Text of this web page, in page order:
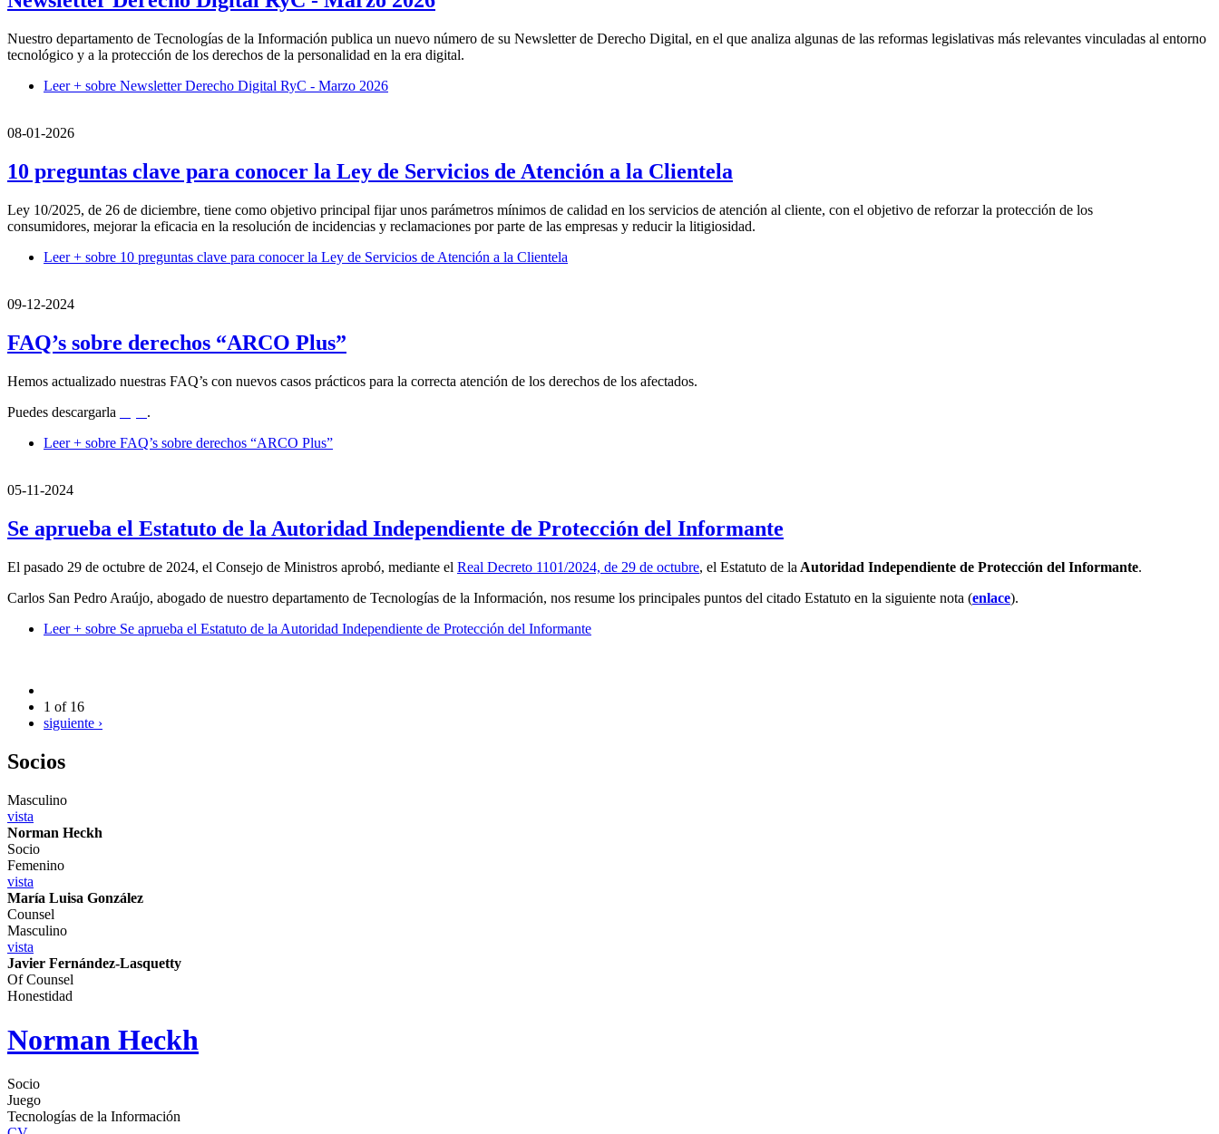
Nuestro departamento de Tecnologías de la Información publica un nuevo número de su Newsletter de Derecho Digital, en el que analiza algunas de las reformas legislativas más relevantes vinculadas al entorno
tecnológico y a la protección de los derechos de la personalidad en la era digital.
Leer + sobre Newsletter Derecho Digital RyC - Marzo 2026
08-01-2026
10 preguntas clave para conocer la Ley de Servicios de Atención a la Clientela
Ley 10/2025, de 26 de diciembre, tiene como objetivo principal fijar unos parámetros mínimos de calidad en los servicios de atención al cliente, con el objetivo de reforzar la protección de los
consumidores, mejorar la eficacia en la resolución de incidencias y reclamaciones por parte de las empresas y reducir la litigiosidad.
Leer + sobre 10 preguntas clave para conocer la Ley de Servicios de Atención a la Clientela
09-12-2024
FAQ’s sobre derechos “ARCO Plus”
Hemos actualizado nuestras FAQ’s con nuevos casos prácticos para la correcta atención de los derechos de los afectados.
Puedes descargarla
.
Leer + sobre FAQ’s sobre derechos “ARCO Plus”
05-11-2024
Se aprueba el Estatuto de la Autoridad Independiente de Protección del Informante
El pasado 29 de octubre de 2024, el Consejo de Ministros aprobó, mediante el Real Decreto 1101/2024, de 29 de octubre, el Estatuto de la Autoridad Independiente de Protección del Informante.
Carlos San Pedro Araújo, abogado de nuestro departamento de Tecnologías de la Información, nos resume los principales puntos del citado Estatuto en la siguiente nota (enlace).
Leer + sobre Se aprueba el Estatuto de la Autoridad Independiente de Protección del Informante
1 of 16
siguiente ›
Socios
Masculino
vista
Norman Heckh
Socio
Femenino
vista
María Luisa González
Counsel
Masculino
vista
Javier Fernández-Lasquetty
Of Counsel
Honestidad
Norman Heckh
Socio
Juego
Tecnologías de la Información